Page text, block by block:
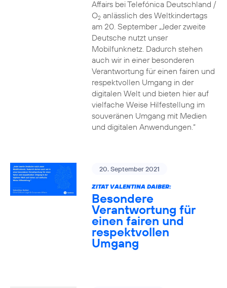
Affairs bei Telefónica Deutschland /
O2anlässlich des Weltkindertags
am 20. September „Jeder zweite
Deutsche nutzt unser
Mobilfunknetz. Dadurch stehen
auch wir in einer besonderen
Verantwortung für einen fairen und
respektvollen Umgang in der
digitalen Welt und bieten hier auf
vielfache Weise Hilfestellung im
souveränen Umgang mit Medien
und digitalen Anwendungen.“
20. September 2021
ZITAT VALENTINA DAIBER:
Besondere
Verantwortung für
einen fairen und
respektvollen
Umgang